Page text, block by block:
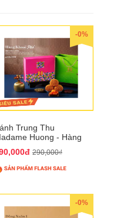
-0%
Trung Thu
Huong - Hàng
290,000₫
-0%